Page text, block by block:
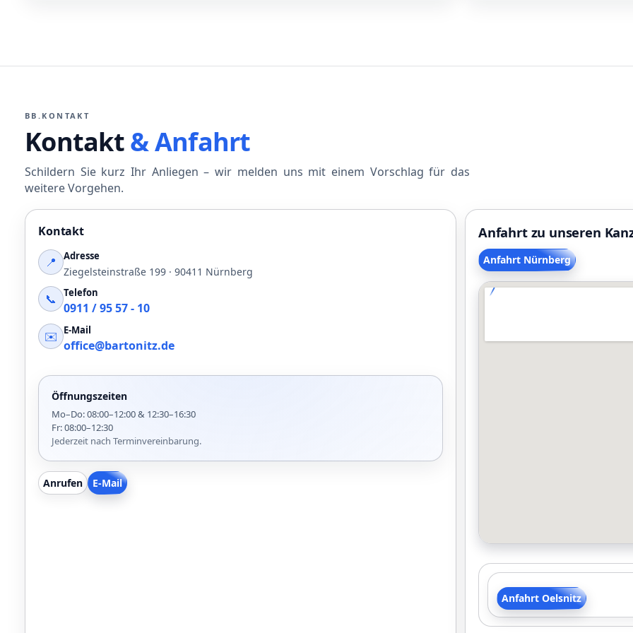
BB.KONTAKT
Kontakt& Anfahrt
Schildern Sie kurz Ihr Anliegen – wir melden uns mit einem Vorschlag für das
weitere Vorgehen.
Kontakt
📍
Adresse
Ziegelsteinstraße 199 · 90411 Nürnberg
📞 Telefon
0911 / 95 57 - 10
✉️
E-Mail
office@bartonitz.de
Öffnungszeiten
Mo–Do: 08:00–12:00 & 12:30–16:30
Fr: 08:00–12:30
Jederzeit nach Terminvereinbarung.
Anrufen E-Mail
Anfahrt zu unseren
Anfahrt Nürnberg
Anfahrt Oelsnitz